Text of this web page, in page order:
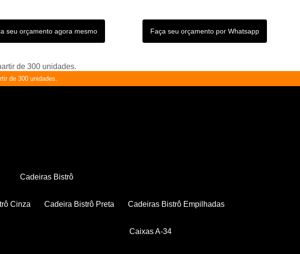
seu orçamento agora mesmo Faça seu orçamento por Whatsapp
de 300 unidades.
de 300 unidades.
Cadeiras Bistrô
Cinza Cadeira Bistrô Preta Cadeiras Bistrô Empilhadas
Caixas A-34